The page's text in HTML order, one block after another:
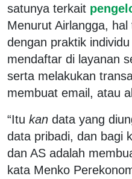
satunya terkait
Menurut Airlangga,
dengan praktik
mendaftar di layanan
serta melakukan
membuat email, atau
“Itu kan data yang
data pribadi, dan bagi
dan AS adalah
kata Menko